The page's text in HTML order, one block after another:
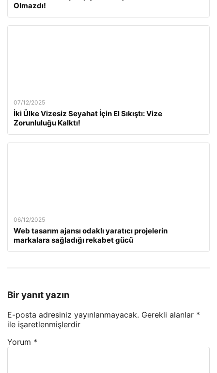
Olmazdı!
07/12/2025
İki Ülke Vizesiz Seyahat İçin El Sıkıştı: Vize
Zorunluluğu Kalktı!
06/12/2025
Web tasarım ajansı odaklı yaratıcı projelerin
markalara sağladığı rekabet gücü
Bir yanıt yazın
E-posta adresiniz yayınlanmayacak. Gerekli alanlar *
ile işaretlenmişlerdir
Yorum *